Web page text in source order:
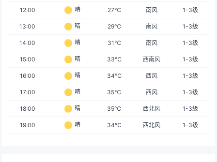
12:00 晴 27℃ 南风 1-3级
13:00 晴 29℃ 南风 1-3级
14:00 晴 31℃ 南风 1-3级
15:00 晴 33℃ 西南风 1-3级
16:00 晴 34℃ 西风 1-3级
17:00 晴 35℃ 西风 1-3级
18:00 晴 35℃ 西北风 1-3级
19:00 晴 34℃ 西北风 1-3级